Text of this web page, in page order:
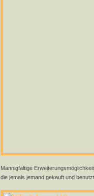
Mannigfaltige
die jemals jemand gekauft und